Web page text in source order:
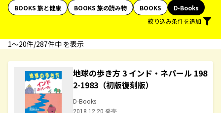
BOOKS 旅と健康
BOOKS 旅の読み物 BOOKS
D-Books
絞り込み条件を追加
1〜20件/287件中 を表示
地球の歩き方 3 インド・ネパール 198
2-1983（初版復刻版）
D-Books
2018.12.20 発売